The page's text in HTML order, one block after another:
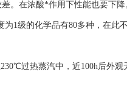
。在浓酸*作用下性能也要下降
1级的化学品有80多种，在此不
过热蒸汽中，近100h后外观